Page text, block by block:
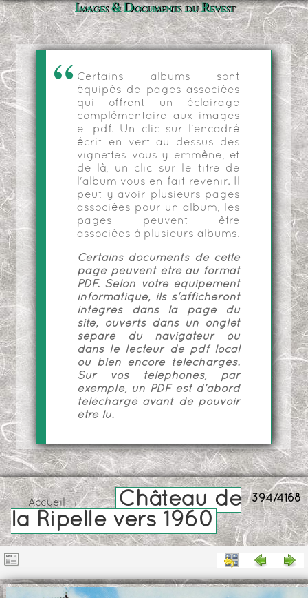
Images & Documents du Revest
Certains albums sont
équipés de pages associées
qui offrent un éclairage
complémentaire aux images
et pdf. Un clic sur l'encadré
écrit en vert au dessus des
vignettes vous y emmène, et
de là, un clic sur le titre de
l'album vous en fait revenir. Il
peut y avoir plusieurs pages
associées pour un album, les
pages peuvent être
associées à plusieurs albums.
Certains documents de cette
page peuvent être au format
PDF. Selon votre équipement
informatique, ils s'afficheront
intégrés dans la page du
site, ouverts dans un onglet
séparé du navigateur ou
dans le lecteur de pdf local
ou bien encore téléchargés.
Sur vos téléphones, par
exemple, un PDF est d'abord
téléchargé avant de pouvoir
être lu.
394/4168
Accueil→
Château de
la Ripelle vers 1960